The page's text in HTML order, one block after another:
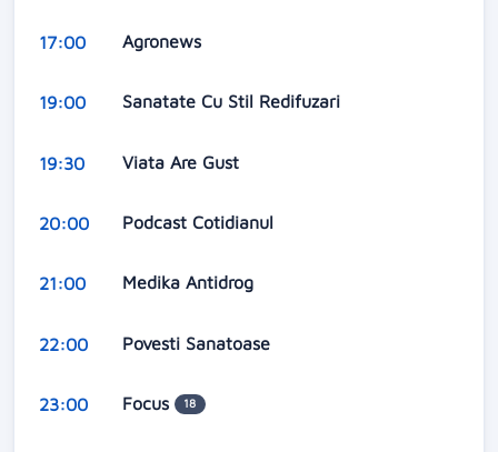
17:00 Agronews
19:00 Sanatate Cu Stil Redifuzari
19:30 Viata Are Gust
20:00 Podcast Cotidianul
21:00 Medika Antidrog
22:00 Povesti Sanatoase
23:00 Focus 18